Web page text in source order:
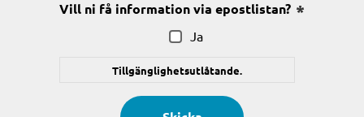
Vill ni få information via epostlistan?
Ja
Tillgänglighetsutlåtande.